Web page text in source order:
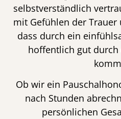
selbstverständlich
mit Gefühlen der Trauer
dass durch ein
hoffentlich gut durch
Ob wir ein
nach Stunden
persönlichen